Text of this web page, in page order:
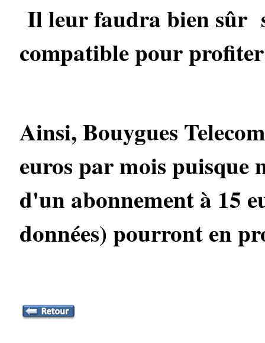
Il leur faudra bien sûr
compatible pour
Ainsi, Bouygues
euros par mois puisque
d'un abonnement à 15
données) pourront en